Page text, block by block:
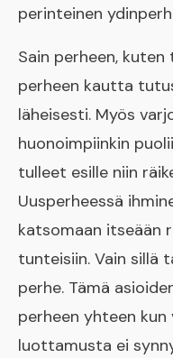
perinteinen
Sain perheen,
perheen kautta
läheisesti. Myös
huonoimpiinkin
tulleet esille niin
Uusperheessä
katsomaan itseään
tunteisiin. Vain sillä
perhe. Tämä
perheen yhteen
luottamusta ei